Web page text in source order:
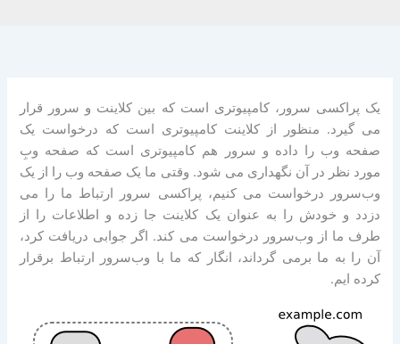
یک پراکسی سرور، کامپیوتری است که بین کلاینت و سرور قرار
می گیرد. منظور از کلاینت کامپیوتری است که درخواست یک
صفحه وب را داده و سرور هم کامپیوتری است که صفحه وبِ
مورد نظر در آن نگهداری می شود. وقتی ما یک صفحه وب را از یک
وب‌سرور درخواست می کنیم، پراکسی سرور ارتباط ما را می
دزدد و خودش را به عنوان یک کلاینت جا زده و اطلاعات را از
طرف ما از وب‌سرور درخواست می کند. اگر جوابی دریافت کرد،
آن را به ما برمی گرداند، انگار که ما با وب‌سرور ارتباط برقرار
کرده ایم.